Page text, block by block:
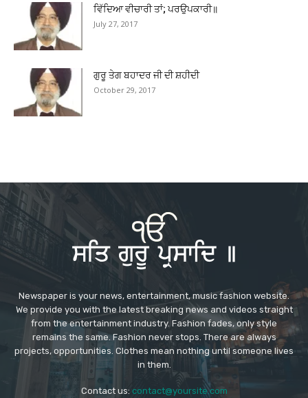
ਵਿੱਦਿਆ ਵੀਚਾਰੀ ਤਾਂ; ਪਰਉਪਕਾਰੀ॥
July 27, 2017
ਗੁਰੂ ਤੇਗ ਬਹਾਦਰ ਜੀ ਦੀ ਸ਼ਹੀਦੀ
October 29, 2017
Newspaper is your news, entertainment, music fashion website.
We provide you with the latest breaking news and videos straight
from the entertainment industry. Fashion fades, only style
remains the same. Fashion never stops. There are always
projects, opportunities. Clothes mean nothing until someone lives
in them.
Contact us: contact@yoursite.com